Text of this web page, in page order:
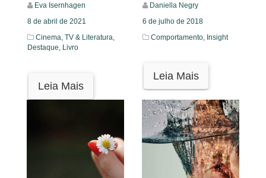
Eva Isernhagen
8 de abril de 2021
Cinema, TV & Literatura,
Destaque, Livro
Leia Mais
Daniella Negry
6 de julho de 2018
Comportamento, Insight
Leia Mais